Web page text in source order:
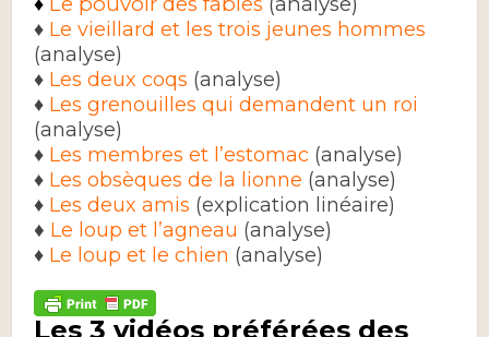
♦ Le vieillard et les trois jeunes hommes
(analyse)
♦ Les deux coqs (analyse)
♦ Les grenouilles qui demandent un roi
(analyse)
♦ Les membres et l’estomac (analyse)
♦ Les obsèques de la lionne (analyse)
♦ Les deux amis (explication linéaire)
♦ Le loup et l’agneau (analyse)
♦ Le loup et le chien (analyse)
Les 3 vidéos préférées des